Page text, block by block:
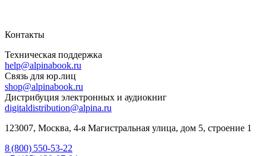
Контакты
Техническая поддержка
help@alpinabook.ru
Связь для юр.лиц
shop@alpinabook.ru
Дистрибуция электронных и аудиокниг
digitaldistribution@alpina.ru
123007, Москва, 4-я Магистральная улица, дом 5, строение 1
8 (800) 550-53-22